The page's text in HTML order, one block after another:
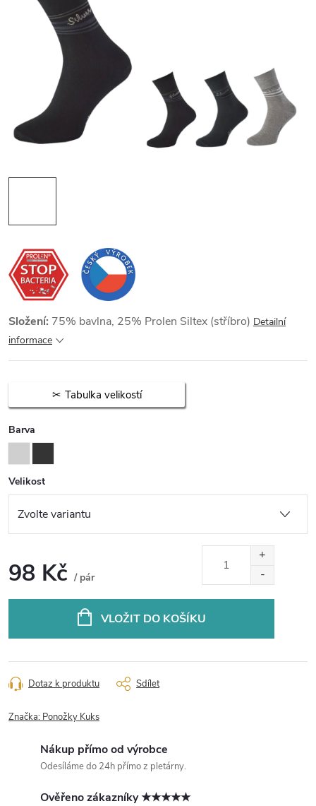
Složení: 75% bavlna, 25% Prolen Siltex (stříbro) Detailní
informace
Tabulka velikostí
Barva
Velikost
98 Kč / pár
VLOŽIT DO KOŠÍKU
Dotaz k produktu Sdílet
Značka: Ponožky Kuks
Nákup přímo od výrobce
Odesíláme do 24h přímo z pletárny.
Ověřeno zákazníky ★★★★★